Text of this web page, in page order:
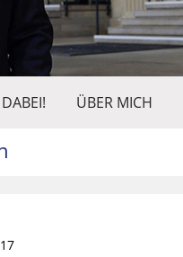
ÜBER MICH